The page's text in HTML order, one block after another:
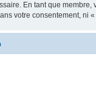
En tant que
votre consentement, ni